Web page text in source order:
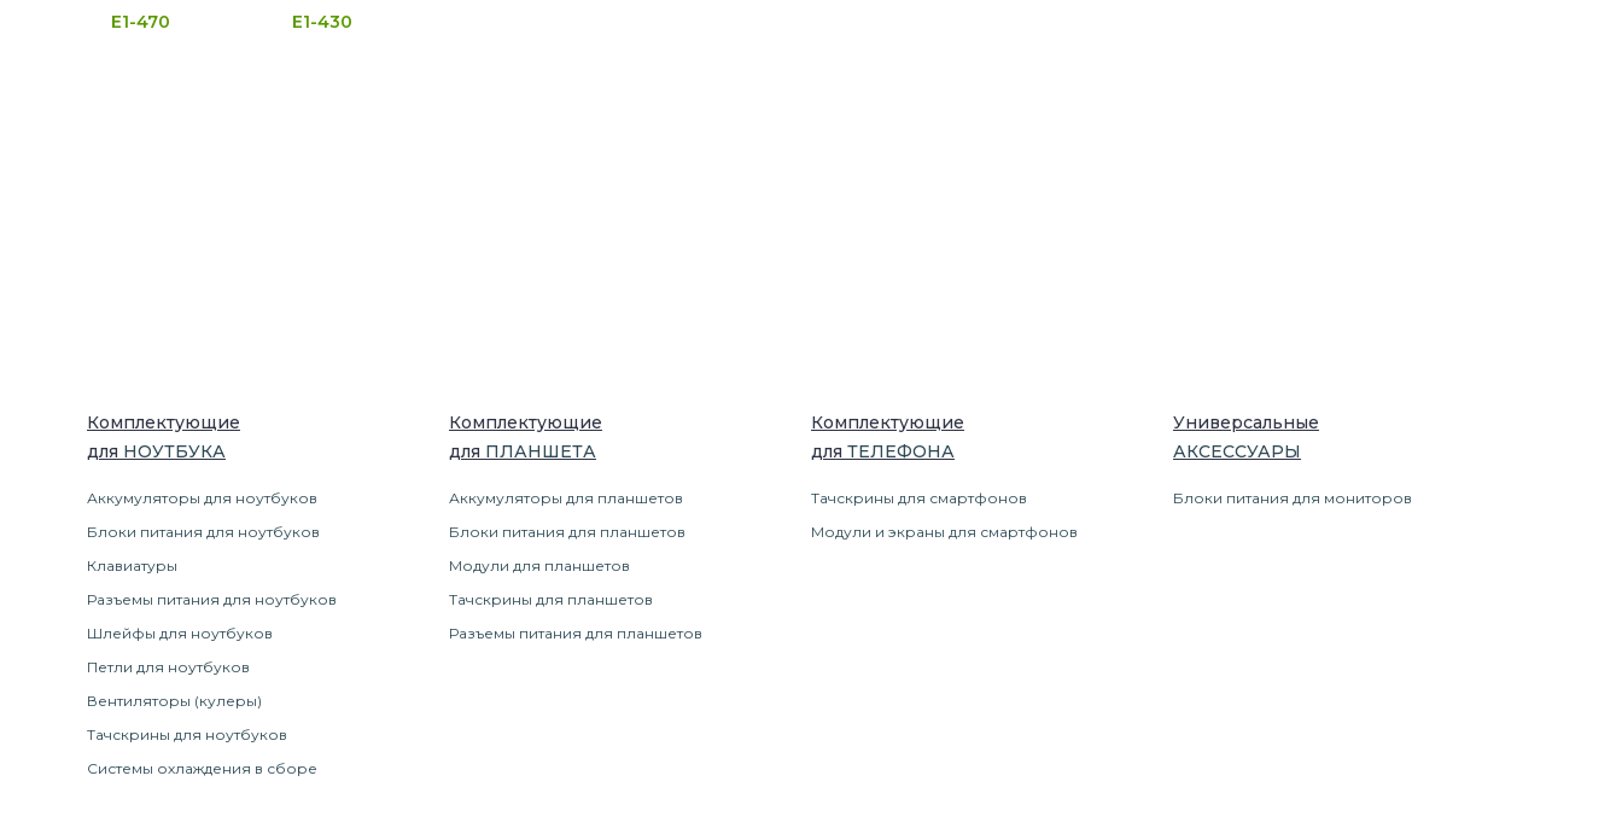
E1-470 E1-430
Комплектующие
для НОУТБУКА
Аккумуляторы для ноутбуков
Блоки питания для ноутбуков
Клавиатуры
Разъемы питания для ноутбуков
Шлейфы для ноутбуков
Петли для ноутбуков
Вентиляторы (кулеры)
Тачскрины для ноутбуков
Системы охлаждения в сборе
Комплектующие
для ПЛАНШЕТА
Аккумуляторы для планшетов
Блоки питания для планшетов
Модули для планшетов
Тачскрины для планшетов
Разъемы питания для планшетов
Комплектующие
для ТЕЛЕФОНА
Тачскрины для смартфонов
Модули и экраны для смартфонов
Универсальные
АКСЕССУАРЫ
Блоки питания для мониторов